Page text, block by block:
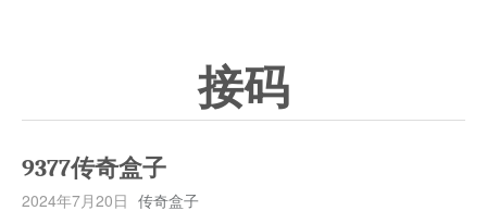
接码
9377传奇盒子
2024年7月20日 传奇盒子